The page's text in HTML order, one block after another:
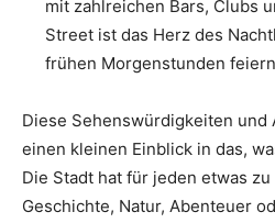
mit zahlreichen Bars, Clubs
Street ist das Herz des
frühen Morgenstunden
Diese Sehenswürdigkeiten
einen kleinen Einblick in das,
Die Stadt hat für jeden etwas
Geschichte, Natur, Abenteuer